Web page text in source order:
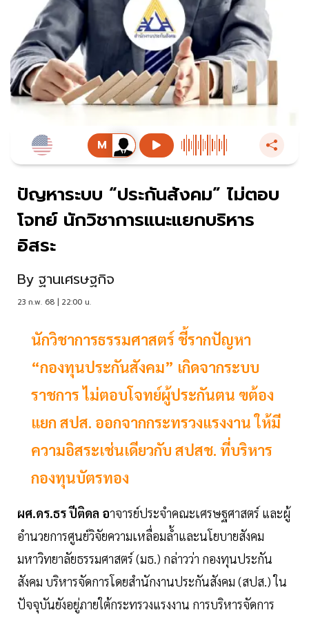
ปัญหาระบบ “ประกันสังคม” ไม่ตอบ
โจทย์ นักวิชาการแนะแยกบริหาร
อิสระ
By ฐานเศรษฐกิจ
23 ก.พ. 68 | 22:00 น.
นักวิชาการธรรมศาสตร์ ชี้รากปัญหา
“กองทุนประกันสังคม” เกิดจากระบบ
ราชการ ไม่ตอบโจทย์ผู้ประกันตน ฃต้อง
แยก สปส. ออกจากกระทรวงแรงงาน ให้มี
ความอิสระเช่นเดียวกับ สปสช. ที่บริหาร
กองทุนบัตรทอง
ผศ.ดร.ธร ปีติดล อาจารย์ประจำคณะเศรษฐศาสตร์ และผู้
อำนวยการศูนย์วิจัยความเหลื่อมล้ำและนโยบายสังคม
มหาวิทยาลัยธรรมศาสตร์ (มธ.) กล่าวว่า กองทุนประกัน
สังคม บริหารจัดการโดยสำนักงานประกันสังคม (สปส.) ใน
ปัจจุบันยังอยู่ภายใต้กระทรวงแรงงาน การบริหารจัดการ